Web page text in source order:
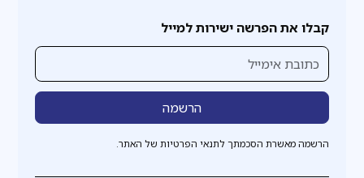
קבלו את הפרשה ישירות למייל
הרשמה מאשרת הסכמתך לתנאי הפרטיות של האתר.